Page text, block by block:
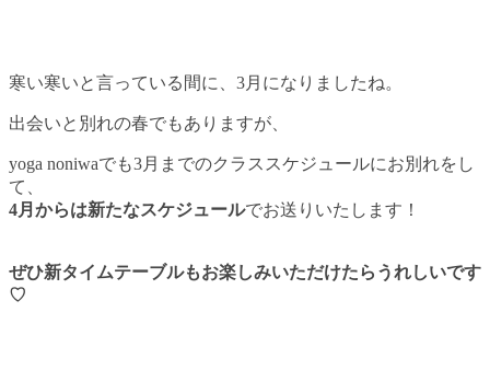
寒い寒いと言っている間に、3月になりましたね。
出会いと別れの春でもありますが、
yoga noniwaでも3月までのクラススケジュールにお別れをし
て、
4月からは新たなスケジュールでお送りいたします！
ぜひ新タイムテーブルもお楽しみいただけたらうれしいです
♡